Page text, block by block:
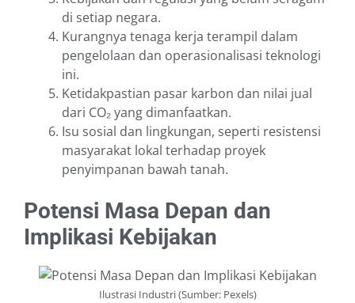
di setiap negara.
Kurangnya tenaga kerja terampil dalam
pengelolaan dan operasionalisasi teknologi
ini.
Ketidakpastian pasar karbon dan nilai jual
dari CO₂ yang dimanfaatkan.
Isu sosial dan lingkungan, seperti resistensi
masyarakat lokal terhadap proyek
penyimpanan bawah tanah.
Potensi Masa Depan dan
Implikasi Kebijakan
Ilustrasi Industri (Sumber: Pexels)